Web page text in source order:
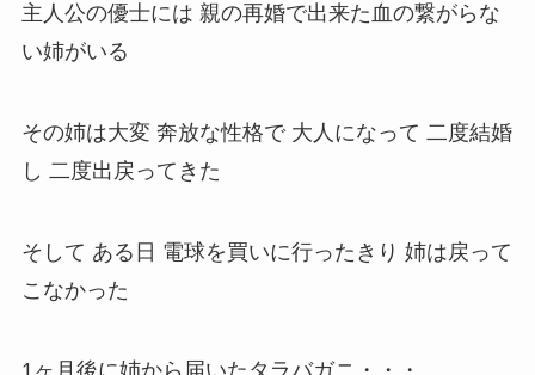
主人公の優士には 親の再婚で出来た血の繋がらな
い姉がいる
その姉は大変 奔放な性格で 大人になって 二度結婚
し 二度出戻ってきた
そして ある日 電球を買いに行ったきり 姉は戻って
こなかった